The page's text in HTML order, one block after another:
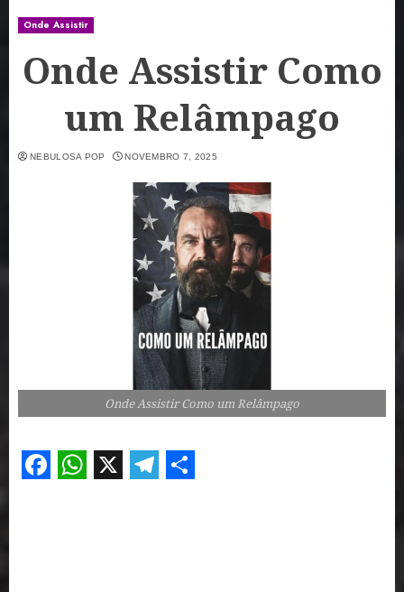
Onde Assistir
Onde Assistir Como
um Relâmpago
NEBULOSA POP NOVEMBRO 7, 2025
Onde Assistir Como um Relâmpago